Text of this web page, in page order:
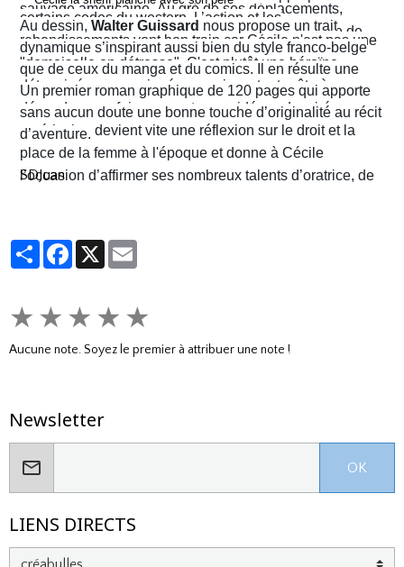
sauvage américaine. Au gré de ses déplacements,
Cécile finira contre toute attente par troquer la robe de
juriste contre l'étoile de shérif…
certains codes du western. L’action et les
rebondissements vont bon train car Cécile n'est pas une
"demoiselle en détresse". C'est plutôt une héroïne
déterminée, un peu ingénue mais surtout prête à en
découdre pour faire respecter ses idéaux. La virée
américaine devient vite une réflexion sur le droit et la
place de la femme à l'époque et donne à Cécile
l’occasion d’affirmer ses nombreux talents d’oratrice, de
Au dessin, Walter Guissard nous propose un trait
dynamique s’inspirant aussi bien du style franco-belge
que de ceux du manga et du comics. Il en résulte une
narration visuelle hyper dynamique privilégiant le
mouvement et l'énergie, c'est le moins que l'on puisse
dire.
Un premier roman graphique de 120 pages qui apporte
sans aucun doute une bonne touche d’originalité au récit
d’aventure.
SDJuan
PartagerFacebook
X
★ ★ ★ ★ ★
Aucune note. Soyez le premier à attribuer une note !
Newsletter
OK
LIENS DIRECTS